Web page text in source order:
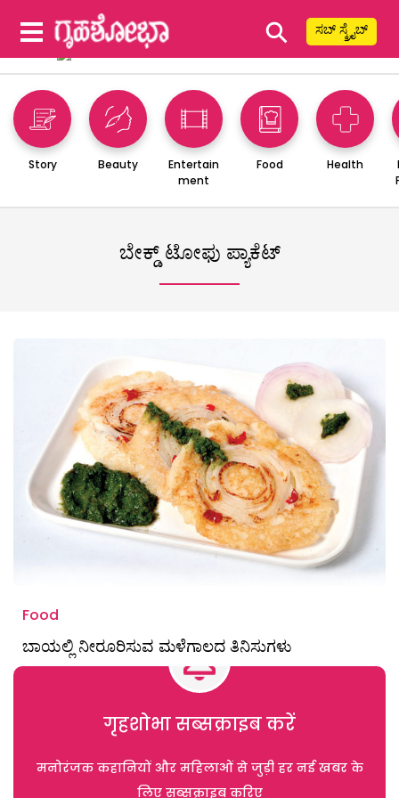
⚲ ಸಬ್ ಸ್ಕ್ರೈಬ್
Story Beauty
Entertain
ment
Food Health
ಬೇಕ್ಡ್ ಟೋಫು ಪ್ಯಾಕೆಟ್
Food
ಬಾಯಲ್ಲಿ ನೀರೂರಿಸುವ ಮಳೆಗಾಲದ ತಿನಿಸುಗಳು
गृहशोभा सब्सक्राइब करें
मनोरंजक कहानियों और महिलाओं से जुड़ी हर नई खबर के
लिए सब्सक्राइब करिए